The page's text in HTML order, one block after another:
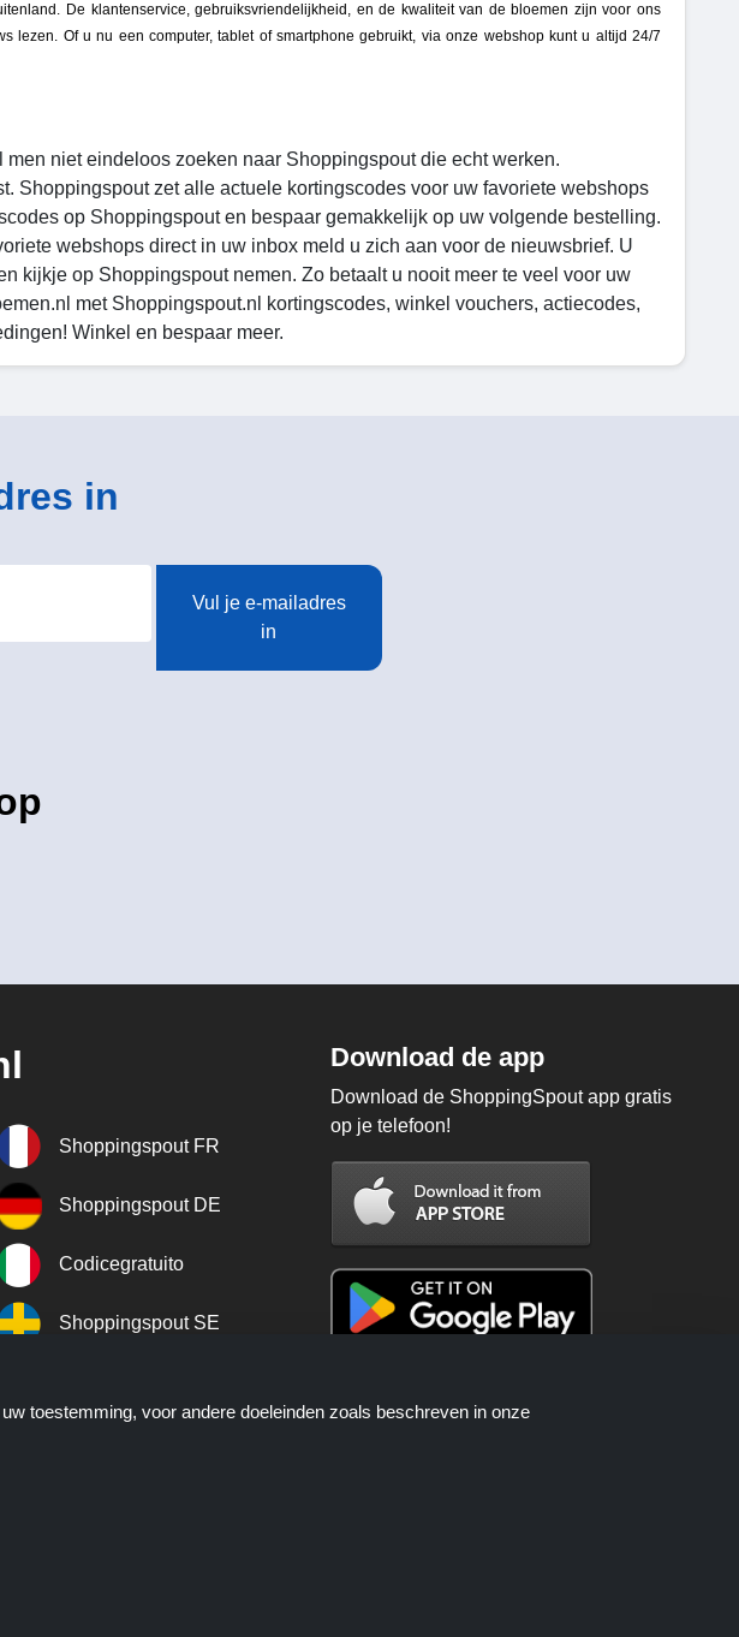
De klantenservice, gebruiksvriendelijkheid, en de kwaliteit van de bloemen zijn voor ons
lezen. Of u nu een computer, tablet of smartphone gebruikt, via onze webshop kunt u altijd 24/7
niet eindeloos zoeken naar Shoppingspout die echt werken.
Shoppingspout zet alle actuele kortingscodes voor uw favoriete webshops
op Shoppingspout en bespaar gemakkelijk op uw volgende bestelling.
webshops direct in uw inbox meld u zich aan voor de nieuwsbrief. U
kijkje op Shoppingspout nemen. Zo betaalt u nooit meer te veel voor uw
met Shoppingspout.nl kortingscodes, winkel vouchers, actiecodes,
Winkel en bespaar meer.
in
Vul je e-mailadres
in
Shoppingspout FR
Shoppingspout DE
Codicegratuito
Shoppingspout SE
Download de app
Download de ShoppingSpout app gratis
op je telefoon!
deals of aanbiedingen worden beschikbaar gesteld door
toestemming, voor andere doeleinden zoals beschreven in onze